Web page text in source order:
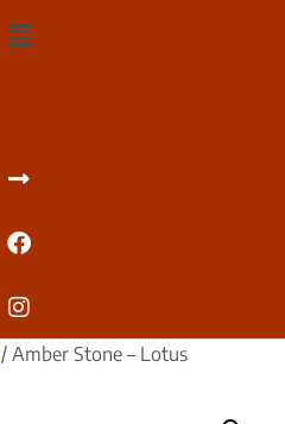
/ Amber Stone – Lotus